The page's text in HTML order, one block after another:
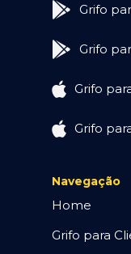
Grifo
Grifo
Grifo
Grifo
Navegação
Home
Grifo para